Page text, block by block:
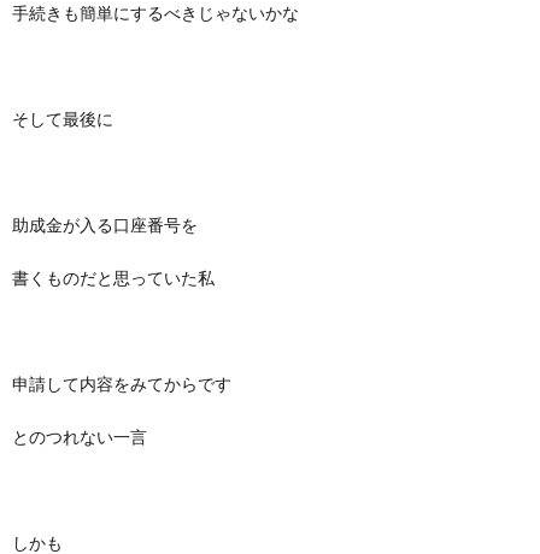
手続きも簡単にするべきじゃないかな
そして最後に
助成金が入る口座番号を
書くものだと思っていた私
申請して内容をみてからです
とのつれない一言
しかも